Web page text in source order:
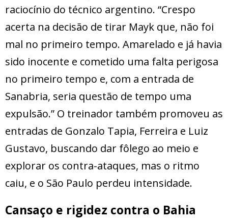
raciocínio do técnico argentino. “Crespo
acerta na decisão de tirar Mayk que, não foi
mal no primeiro tempo. Amarelado e já havia
sido inocente e cometido uma falta perigosa
no primeiro tempo e, com a entrada de
Sanabria, seria questão de tempo uma
expulsão.” O treinador também promoveu as
entradas de Gonzalo Tapia, Ferreira e Luiz
Gustavo, buscando dar fôlego ao meio e
explorar os contra-ataques, mas o ritmo
caiu, e o São Paulo perdeu intensidade.
Cansaço e rigidez contra o Bahia